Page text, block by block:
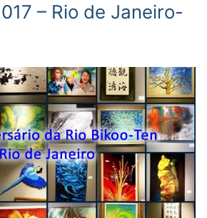
– Rio de Janeiro-